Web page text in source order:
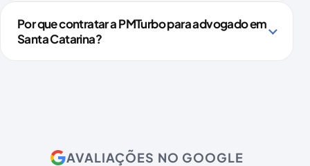
Por que contratar a PMTurbo para advogado em
Santa Catarina?
AVALIAÇÕES NO GOOGLE